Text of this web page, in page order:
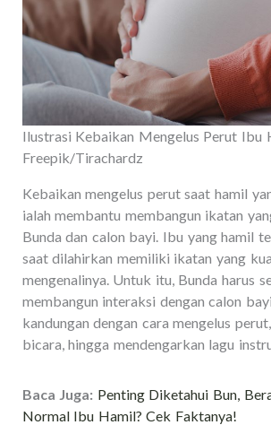
Ilustrasi Kebaikan Mengelus Perut Ibu
Freepik/Tirachardz
Kebaikan mengelus perut saat hamil
ialah membantu membangun ikatan
Bunda dan calon bayi. Ibu yang hamil
saat dilahirkan memiliki ikatan yang
mengenalinya. Untuk itu, Bunda harus
membangun interaksi dengan calon
kandungan dengan cara mengelus
bicara, hingga mendengarkan lagu
Baca Juga: Penting Diketahui Bun,
Normal Ibu Hamil? Cek Faktanya!